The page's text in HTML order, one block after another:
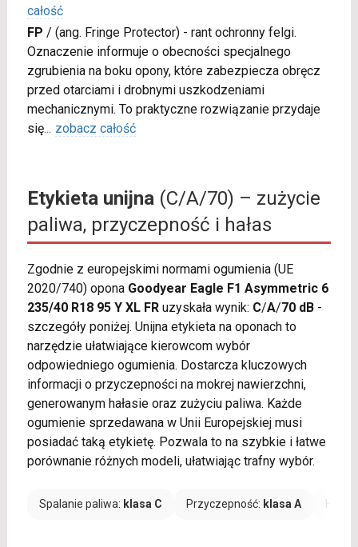
całość
FP / (ang. Fringe Protector) - rant ochronny felgi.
Oznaczenie informuje o obecności specjalnego
zgrubienia na boku opony, które zabezpiecza obręcz
przed otarciami i drobnymi uszkodzeniami
mechanicznymi. To praktyczne rozwiązanie przydaje
się... zobacz całość
Etykieta unijna(C/A/70) – zużycie
paliwa, przyczepność i hałas
Zgodnie z europejskimi normami ogumienia (UE
2020/740) opona Goodyear Eagle F1 Asymmetric 6
235/40 R18 95 Y XL FRuzyskała wynik: C/A/70 dB-
szczegóły poniżej. Unijna etykieta na oponach to
narzędzie ułatwiające kierowcom wybór
odpowiedniego ogumienia. Dostarcza kluczowych
informacji o przyczepności na mokrej nawierzchni,
generowanym hałasie oraz zużyciu paliwa. Każde
ogumienie sprzedawana w Unii Europejskiej musi
posiadać taką etykietę. Pozwala to na szybkie i łatwe
porównanie różnych modeli, ułatwiając trafny wybór.
Spalanie paliwa: klasa C Przyczepność: klasa A